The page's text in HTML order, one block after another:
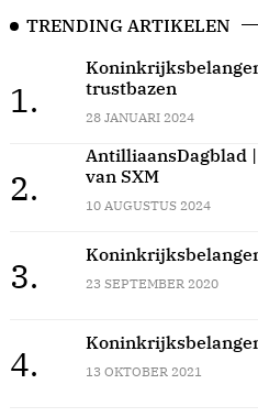
TRENDING ARTIKELEN
1.
trustbazen
28 JANUARI 2024
2.
AntilliaansDagblad
van SXM
10 AUGUSTUS 2024
3. 23 SEPTEMBER 2020
4. 13 OKTOBER 2021